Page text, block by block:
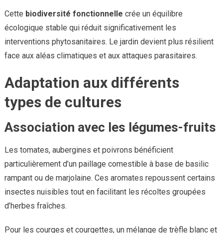
Cette biodiversité fonctionnelle crée un équilibre
écologique stable qui réduit significativement les
interventions phytosanitaires. Le jardin devient plus résilient
face aux aléas climatiques et aux attaques parasitaires.
Adaptation aux différents
types de cultures
Association avec les légumes-fruits
Les tomates, aubergines et poivrons bénéficient
particulièrement d’un paillage comestible à base de basilic
rampant ou de marjolaine. Ces aromates repoussent certains
insectes nuisibles tout en facilitant les récoltes groupées
d’herbes fraîches.
Pour les courges et courgettes, un mélange de trèfle blanc et